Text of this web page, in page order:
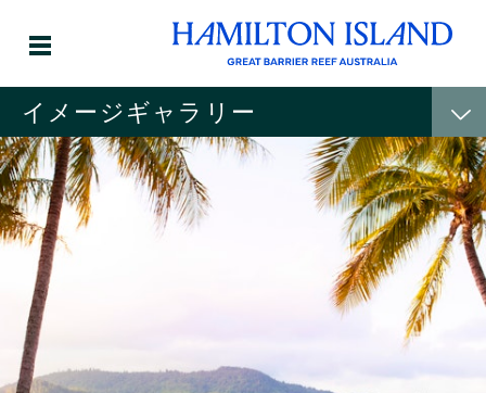
イメージギャラリー